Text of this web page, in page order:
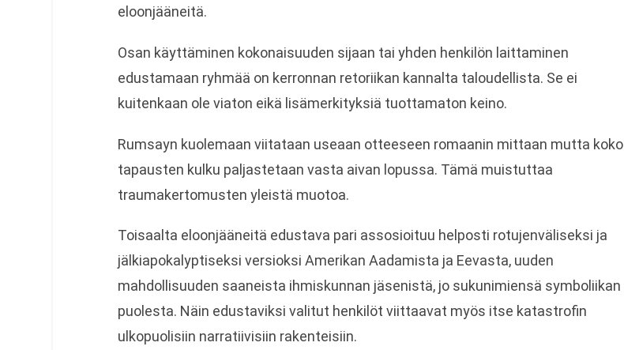
eloonjääneitä.
Osan käyttäminen kokonaisuuden sijaan tai yhden henkilön laittaminen
edustamaan ryhmää on kerronnan retoriikan kannalta taloudellista. Se ei
kuitenkaan ole viaton eikä lisämerkityksiä tuottamaton keino.
Rumsayn kuolemaan viitataan useaan otteeseen romaanin mittaan mutta koko
tapausten kulku paljastetaan vasta aivan lopussa. Tämä muistuttaa
traumakertomusten yleistä muotoa.
Toisaalta eloonjääneitä edustava pari assosioituu helposti rotujenväliseksi ja
jälkiapokalyptiseksi versioksi Amerikan Aadamista ja Eevasta, uuden
mahdollisuuden saaneista ihmiskunnan jäsenistä, jo sukunimiensä symboliikan
puolesta. Näin edustaviksi valitut henkilöt viittaavat myös itse katastrofin
ulkopuolisiin narratiivisiin rakenteisiin.